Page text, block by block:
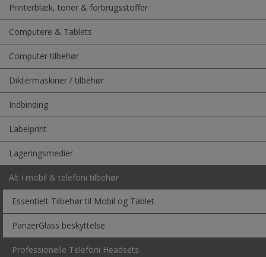
Printerblæk, toner & forbrugsstoffer
Computere & Tablets
Computer tilbehør
Diktermaskiner / tilbehør
Indbinding
Labelprint
Lageringsmedier
Alt i mobil & telefoni tilbehør
Essentielt Tilbehør til Mobil og Tablet
PanzerGlass beskyttelse
Professionelle Telefoni Headsets